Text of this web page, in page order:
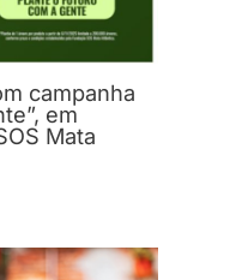
campanha
em
Mata